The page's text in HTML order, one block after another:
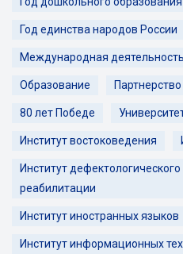
Год единства народов России
Международная деятельность
Образование Партнерство
80 лет Победе
Институт востоковедения
Институт
реабилитации
Институт иностранных языков
Институт информационных